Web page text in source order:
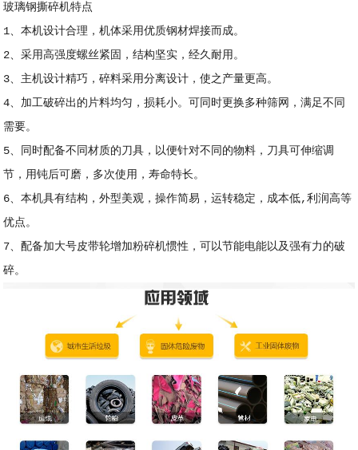
玻璃钢撕碎机特点
1、本机设计合理，机体采用优质钢材焊接而成。
2、采用高强度螺丝紧固，结构坚实，经久耐用。
3、主机设计精巧，碎料采用分离设计，使之产量更高。
4、加工破碎出的片料均匀，损耗小。可同时更换多种筛网，满足不同
需要。
5、同时配备不同材质的刀具，以便针对不同的物料，刀具可伸缩调
节，用钝后可磨，多次使用，寿命特长。
6、本机具有结构，外型美观，操作简易，运转稳定，成本低,利润高等
优点。
7、配备加大号皮带轮增加粉碎机惯性，可以节能电能以及强有力的破
碎。